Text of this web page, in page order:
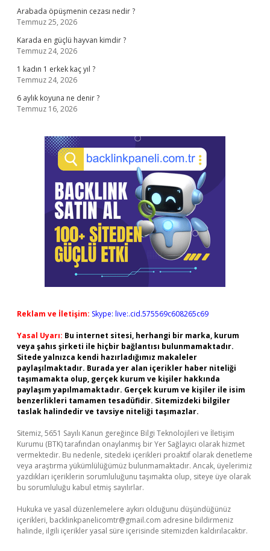
Arabada öpüşmenin cezası nedir ?
Temmuz 25, 2026
Karada en güçlü hayvan kimdir ?
Temmuz 24, 2026
1 kadın 1 erkek kaç yıl ?
Temmuz 24, 2026
6 aylık koyuna ne denir ?
Temmuz 16, 2026
Reklam ve İletişim: Skype: live:.cid.575569c608265c69
Yasal Uyarı: Bu internet sitesi, herhangi bir marka, kurum
veya şahıs şirketi ile hiçbir bağlantısı bulunmamaktadır.
Sitede yalnızca kendi hazırladığımız makaleler
paylaşılmaktadır. Burada yer alan içerikler haber niteliği
taşımamakta olup, gerçek kurum ve kişiler hakkında
paylaşım yapılmamaktadır. Gerçek kurum ve kişiler ile isim
benzerlikleri tamamen tesadüfidir. Sitemizdeki bilgiler
taslak halindedir ve tavsiye niteliği taşımazlar.
Sitemiz, 5651 Sayılı Kanun gereğince Bilgi Teknolojileri ve İletişim
Kurumu (BTK) tarafından onaylanmış bir Yer Sağlayıcı olarak hizmet
vermektedir. Bu nedenle, sitedeki içerikleri proaktif olarak denetleme
veya araştırma yükümlülüğümüz bulunmamaktadır. Ancak, üyelerimiz
yazdıkları içeriklerin sorumluluğunu taşımakta olup, siteye üye olarak
bu sorumluluğu kabul etmiş sayılırlar.
Hukuka ve yasal düzenlemelere aykırı olduğunu düşündüğünüz
içerikleri, backlinkpanelicomtr@gmail.com adresine bildirmeniz
halinde, ilgili içerikler yasal süre içerisinde sitemizden kaldırılacaktır.